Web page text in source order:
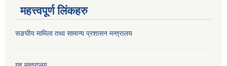
महत्त्वपूर्ण लिंकहरु
सङघीय मामिला तथा सामान्य प्रशासन मन्‍त्रालय